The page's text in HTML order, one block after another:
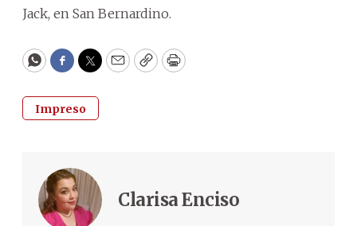
Jack, en San Bernardino.
WhatsApp
Facebook
Twitter
EmailCopyPrint
Impreso
Clarisa Enciso